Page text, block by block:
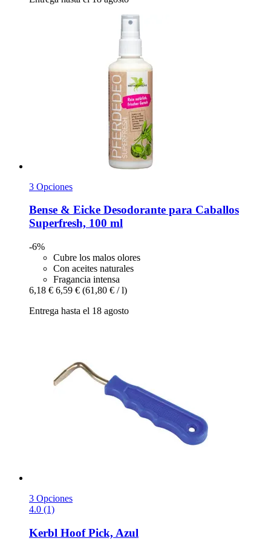
3 Opciones
Bense & Eicke Desodorante para Caballos
Superfresh, 100 ml
-6%
Cubre los malos olores
Con aceites naturales
Fragancia intensa
6,18 € 6,59 € (61,80 € / l)
Entrega hasta el 18 agosto
3 Opciones
4.0 (1)
Kerbl Hoof Pick, Azul